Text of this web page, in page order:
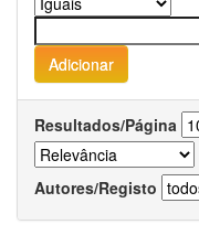
Resultados/Página
Autores/Registo